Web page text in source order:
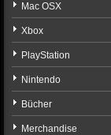
Mac OSX
Xbox
PlayStation
Nintendo
Bücher
Merchandise